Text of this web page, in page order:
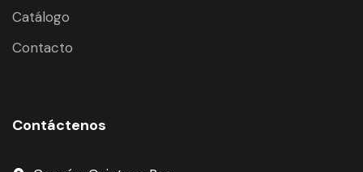
Catálogo
Contacto
Contáctenos